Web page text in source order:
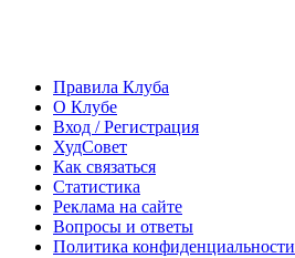
Правила Клуба
О Клубе
Вход / Регистрация
ХудСовет
Как связаться
Статистика
Реклама на сайте
Вопросы и ответы
Политика конфиденциальности